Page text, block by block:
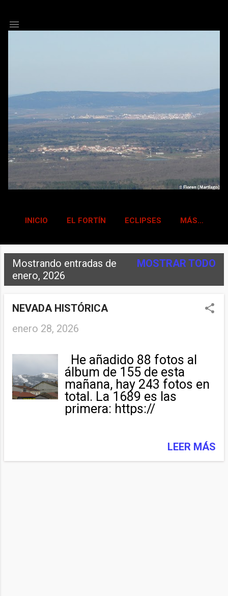
INICIO EL FORTÍN ECLIPSES MÁS…
d
Mostrando entradas de
enero, 2026
MOSTRAR TODO
NEVADA HISTÓRICA
enero 28, 2026
He añadido 88 fotos al
álbum de 155 de esta
mañana, hay 243 fotos en
total. La 1689 es las
primera: https://
LEER MÁS